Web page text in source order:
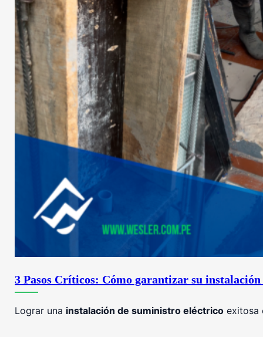
3 Pasos Críticos: Cómo garantizar su
Lograr una instalación de suministro eléctrico exitosa